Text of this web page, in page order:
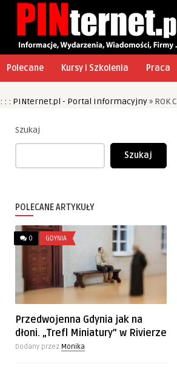
Polecane Kursy i Szkolenia Praca
: : : PINternet.pl - Portal Informacyjny» ROK
Szukaj
Szukaj
POLECANE ARTYKUŁY
0 GDYNIA
Przedwojenna Gdynia jak na
dłoni. „Trefl Miniatury” w Rivierze
Dodany przez Monika